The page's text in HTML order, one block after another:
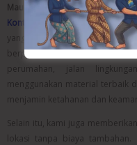
Mau Buat Talud yang Kuat dan
Kontraktor Semarang –
yang sedang mencari jasa
berpengalaman dalam
perumahan, jalan
menggunakan material terbaik
menjamin ketahanan dan
Selain itu, kami juga
lokasi tanpa biaya